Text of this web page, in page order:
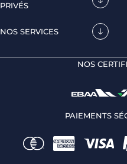
PRIVÉS
NOS SERVICES
NOS
PAIEMENTS